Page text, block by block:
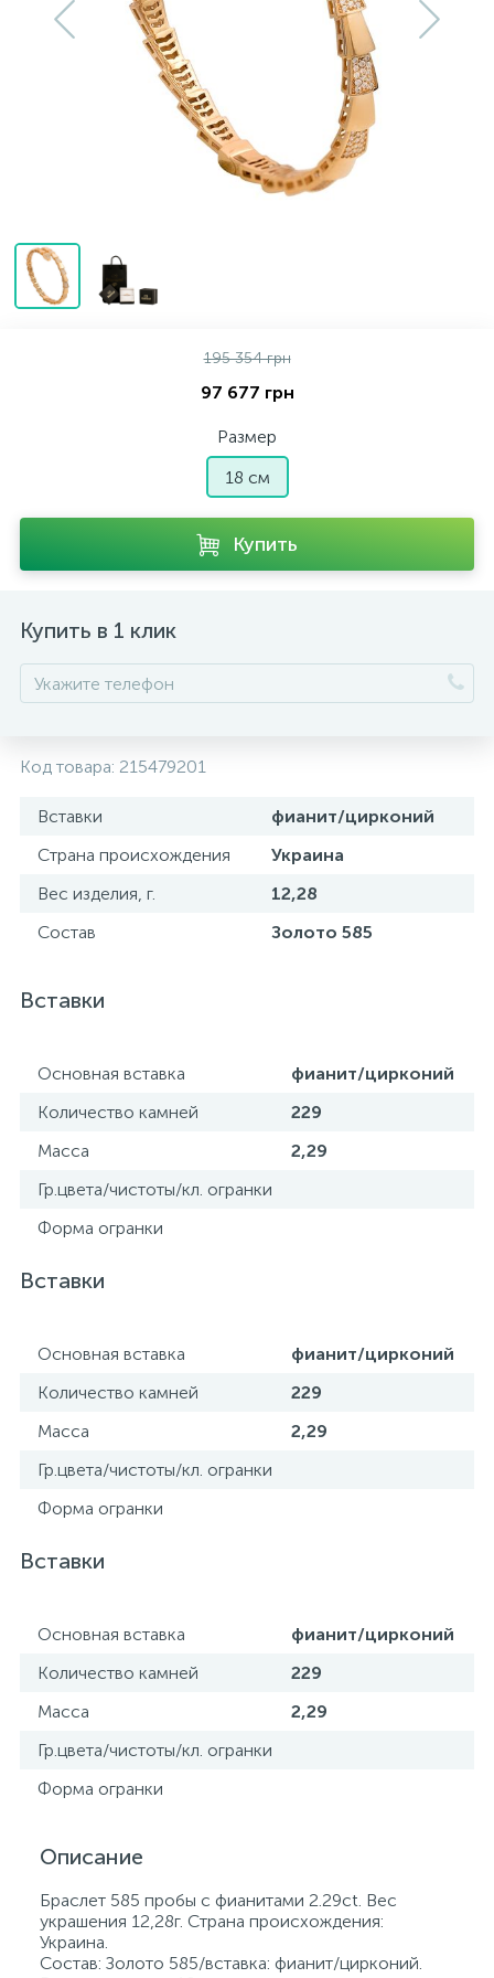
195 354 грн
97 677 грн
Размер
18 см
Купить
Купить в 1 клик
Код товара: 215479201
Вставки
фианит/цирконий
Страна происхождения
Украина
Вес изделия, г.
12,28
Состав
Золото 585
Вставки
Основная вставка
фианит/цирконий
Количество камней
229
Масса
2,29
Гр.цвета/чистоты/кл. огранки
Форма огранки
Вставки
Основная вставка
фианит/цирконий
Количество камней
229
Масса
2,29
Гр.цвета/чистоты/кл. огранки
Форма огранки
Вставки
Основная вставка
фианит/цирконий
Количество камней
229
Масса
2,29
Гр.цвета/чистоты/кл. огранки
Форма огранки
Описание
Браслет 585 пробы с фианитами 2.29ct. Вес
украшения 12,28г. Страна происхождения:
Украина.
Состав: Золото 585/вставка: фианит/цирконий.
Серебряные колье
Серебряные цепочки
Серебряные аксессуары
Серебряные сувениры